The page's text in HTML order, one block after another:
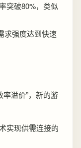
突破80%，类似
求强度达到快速
率溢价”，新的游
实现供需连接的